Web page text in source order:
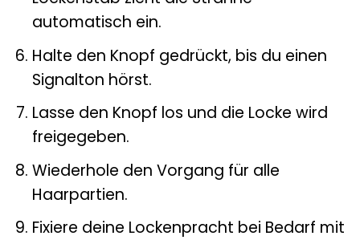
automatisch ein.
Halte den Knopf gedrückt, bis du einen
Signalton hörst.
Lasse den Knopf los und die Locke wird
freigegeben.
Wiederhole den Vorgang für alle
Haarpartien.
Fixiere deine Lockenpracht bei Bedarf mit